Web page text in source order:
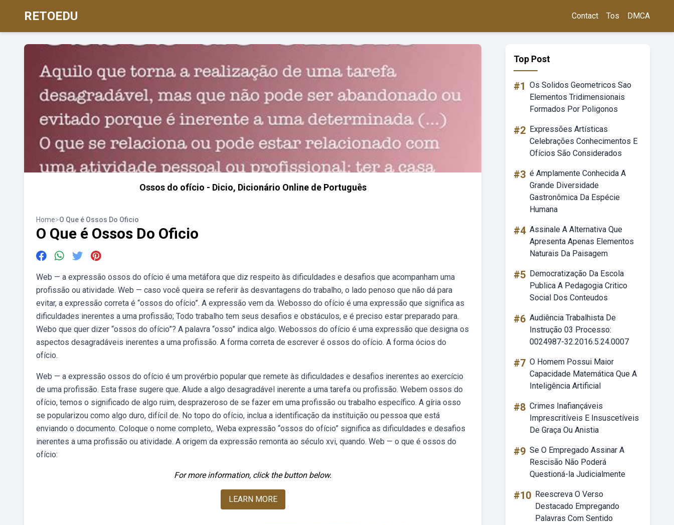
RETOEDU Contact Tos DMCA
Ossos do ofício - Dicio, Dicionário Online de Português
Home>O Que é Ossos Do Oficio
O Que é Ossos Do Oficio
Web — a expressão ossos do ofício é uma metáfora que diz respeito às dificuldades e desafios que acompanham uma
profissão ou atividade. Web — caso você queira se referir às desvantagens do trabalho, o lado penoso que não dá para
evitar, a expressão correta é “ossos do ofício”. A expressão vem da. Webosso do ofício é uma expressão que significa as
dificuldades inerentes a uma profissão; Todo trabalho tem seus desafios e obstáculos, e é preciso estar preparado para.
Webo que quer dizer “ossos do ofício”? A palavra “osso” indica algo. Webossos do ofício é uma expressão que designa os
aspectos desagradáveis inerentes a uma profissão. A forma correta de escrever é ossos do ofício. A forma ócios do
ofício.
Web — a expressão ossos do ofício é um provérbio popular que remete às dificuldades e desafios inerentes ao exercício
de uma profissão. Esta frase sugere que. Alude a algo desagradável inerente a uma tarefa ou profissão. Webem ossos do
ofício, temos o significado de algo ruim, desprazeroso de se fazer em uma profissão ou trabalho específico. A gíria osso
se popularizou como algo duro, difícil de. No topo do ofício, inclua a identificação da instituição ou pessoa que está
enviando o documento. Coloque o nome completo,. Weba expressão “ossos do ofício” significa as dificuldades e desafios
inerentes a uma profissão ou atividade. A origem da expressão remonta ao século xvi, quando. Web — o que é ossos do
ofício:
For more information, click the button below.
LEARN MORE
Top Post
#1 Os Solidos Geometricos Sao
Elementos Tridimensionais
Formados Por Poligonos
#2 Expressões Artísticas
Celebrações Conhecimentos E
Ofícios São Considerados
#3 é Amplamente Conhecida A
Grande Diversidade
Gastronômica Da Espécie
Humana
#4 Assinale A Alternativa Que
Apresenta Apenas Elementos
Naturais Da Paisagem
#5 Democratização Da Escola
Publica A Pedagogia Critico
Social Dos Conteudos
#6 Audiência Trabalhista De
Instrução 03 Processo:
0024987-32.2016.5.24.0007
#7 O Homem Possui Maior
Capacidade Matemática Que A
Inteligência Artificial
#8 Crimes Inafiançáveis
Imprescritíveis E Insuscetíveis
De Graça Ou Anistia
#9 Se O Empregado Assinar A
Rescisão Não Poderá
Questioná-la Judicialmente
#10 Reescreva O Verso
Destacado Empregando
Palavras Com Sentido